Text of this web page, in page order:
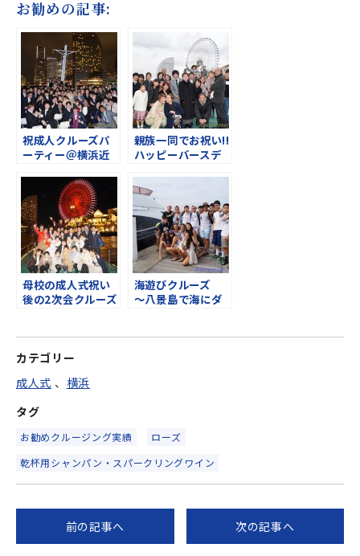
お勧めの記事:
祝成人クルーズパ
ーティー＠横浜近
親族一同でお祝い!!
ハッピーバースデ
ィ＠横浜近郊貸切
クルーズ
母校の成人式祝い
後の2次会クルーズ
海遊びクルーズ
～八景島で海にダ
カテゴリー
成人式 、 横浜
タグ
お勧めクルージング実績
ローズ
乾杯用シャンパン・スパークリングワイン
前の記事へ 次の記事へ